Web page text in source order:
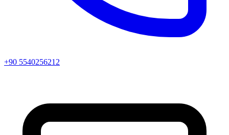
+90 5540256212